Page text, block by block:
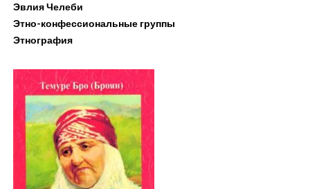
Эвлия Челеби
Этно-конфессиональные группы
Этнография